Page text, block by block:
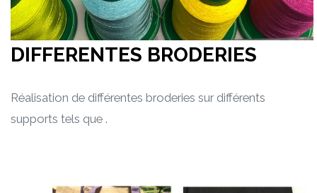
DIFFERENTES BRODERIES
Réalisation de différentes broderies sur différents
supports tels que .